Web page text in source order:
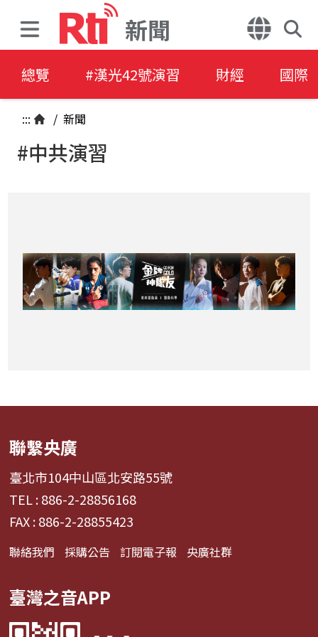
新聞
總覽 #漢光42號演習 財經 國際
::: / 新聞
#中共演習
聯繫央廣
臺北市104中山區北安路55號
TEL : 886-2-28856168
FAX : 886-2-28855423
聯絡我們 採購公告 訂閱電子報 央廣社群
臺灣之音APP